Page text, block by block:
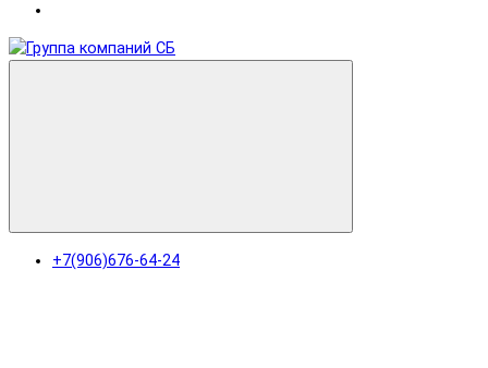
+7(906)676-64-24